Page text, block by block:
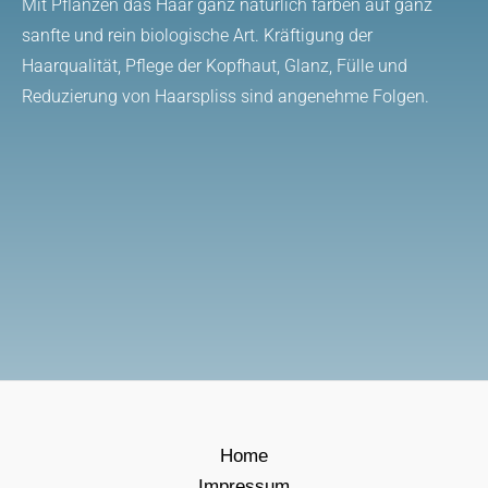
Mit Pflanzen das Haar ganz natürlich färben auf ganz
sanfte und rein biologische Art. Kräftigung der
Haarqualität, Pflege der Kopfhaut, Glanz, Fülle und
Reduzierung von Haarspliss sind angenehme Folgen.
Home